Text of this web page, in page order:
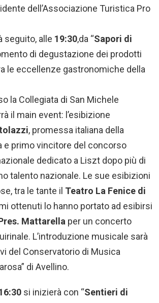
dell’Associazione Turistica Pro
seguito, alle 19:30,da “Sapori di
di degustazione dei prodotti
le eccellenze gastronomiche della
la Collegiata di San Michele
il main event: l’esibizione
, promessa italiana della
e primo vincitore del concorso
dedicato a Liszt dopo più di
talento nazionale. Le sue esibizioni
tra le tante il Teatro La Fenice di
ottenuti lo hanno portato ad esibirsi
Mattarella per un concerto
L’introduzione musicale sarà
del Conservatorio di Musica
di Avellino.
si inizierà con “Sentieri di